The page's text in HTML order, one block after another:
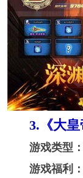
3.《大皇
游戏类型
游戏福利